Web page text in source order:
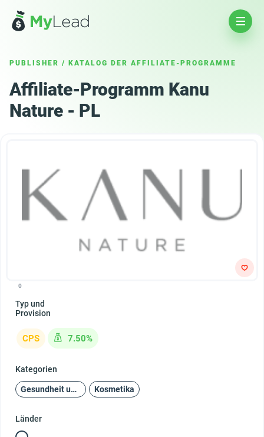
PUBLISHER / KATALOG DER AFFILIATE-PROGRAMME
Affiliate-Programm Kanu
Nature - PL
0
Typ und
Provision
CPS 7.50%
Kategorien
Gesundheit und Schönheit Kosmetika
Länder